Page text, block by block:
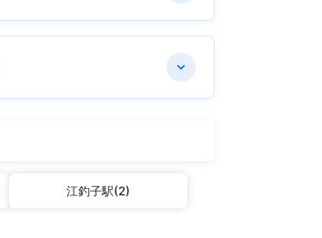
江釣子駅(2)